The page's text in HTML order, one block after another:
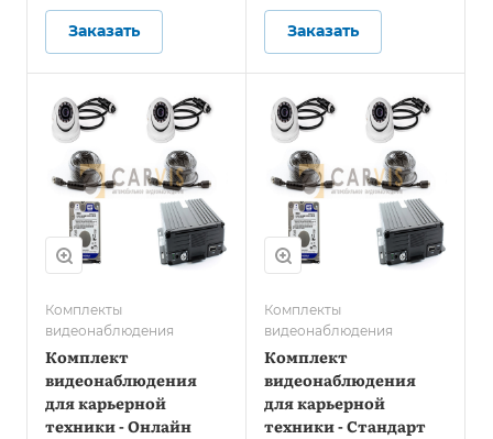
Заказать Заказать
Комплекты
видеонаблюдения
Комплект
видеонаблюдения
для карьерной
техники - Онлайн
Комплекты
видеонаблюдения
Комплект
видеонаблюдения
для карьерной
техники - Стандарт